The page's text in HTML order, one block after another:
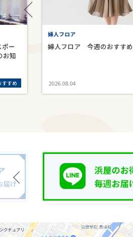
ー
お知
すすめ
婦人フロア
婦人フロア 今週のおすすめ
2026.08.04